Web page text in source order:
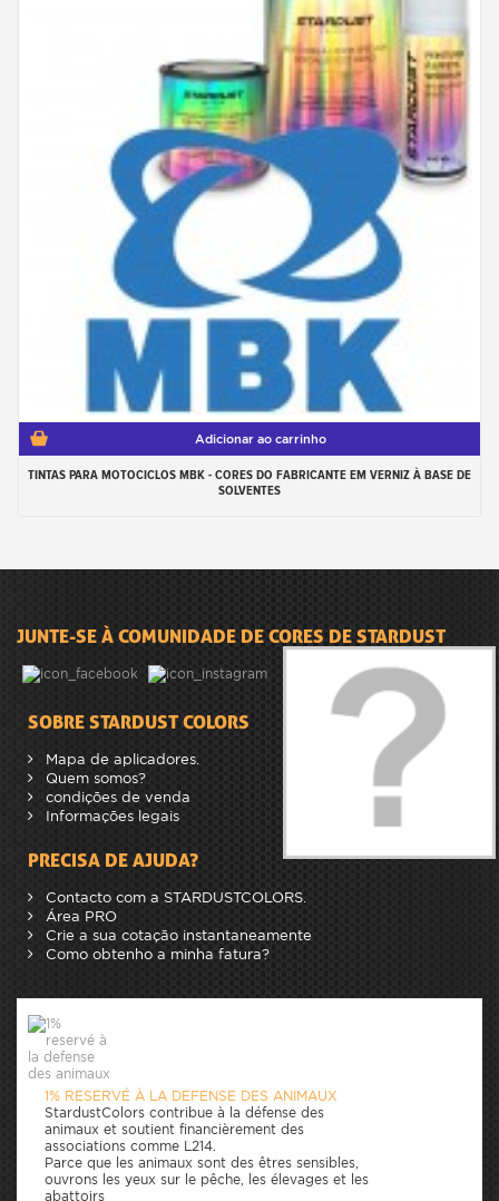
Adicionar ao carrinho
TINTAS PARA MOTOCICLOS MBK - CORES DO FABRICANTE EM VERNIZ À BASE DE
SOLVENTES
JUNTE-SE À COMUNIDADE DE CORES DE STARDUST
SOBRE STARDUST COLORS
Mapa de aplicadores.
Quem somos?
condições de venda
Informações legais
PRECISA DE AJUDA?
Contacto com a STARDUSTCOLORS.
Área PRO
Crie a sua cotação instantaneamente
Como obtenho a minha fatura?
1% RESERVÉ À LA DEFENSE DES ANIMAUX
StardustColors contribue à la défense des
animaux et soutient financièrement des
associations comme L214.
Parce que les animaux sont des êtres sensibles,
ouvrons les yeux sur le pêche, les élevages et les
abattoirs